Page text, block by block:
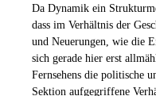
Da Dynamik ein
dass im Verhältnis der
und Neuerungen, wie die
sich gerade hier erst
Fernsehens die politische
Sektion aufgegriffene